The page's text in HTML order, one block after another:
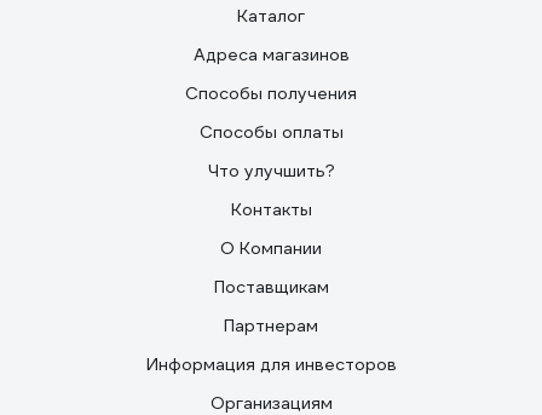
Каталог
Адреса магазинов
Способы получения
Способы оплаты
Что улучшить?
Контакты
О Компании
Поставщикам
Партнерам
Информация для инвесторов
Организациям